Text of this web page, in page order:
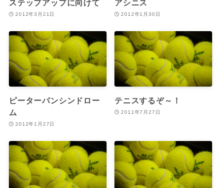
ステップアップに向けて
2012年3月21日
アシニス
2012年1月30日
ピーターパンシンドロー
ム
2012年1月27日
テニスするぞ～！
2011年7月27日